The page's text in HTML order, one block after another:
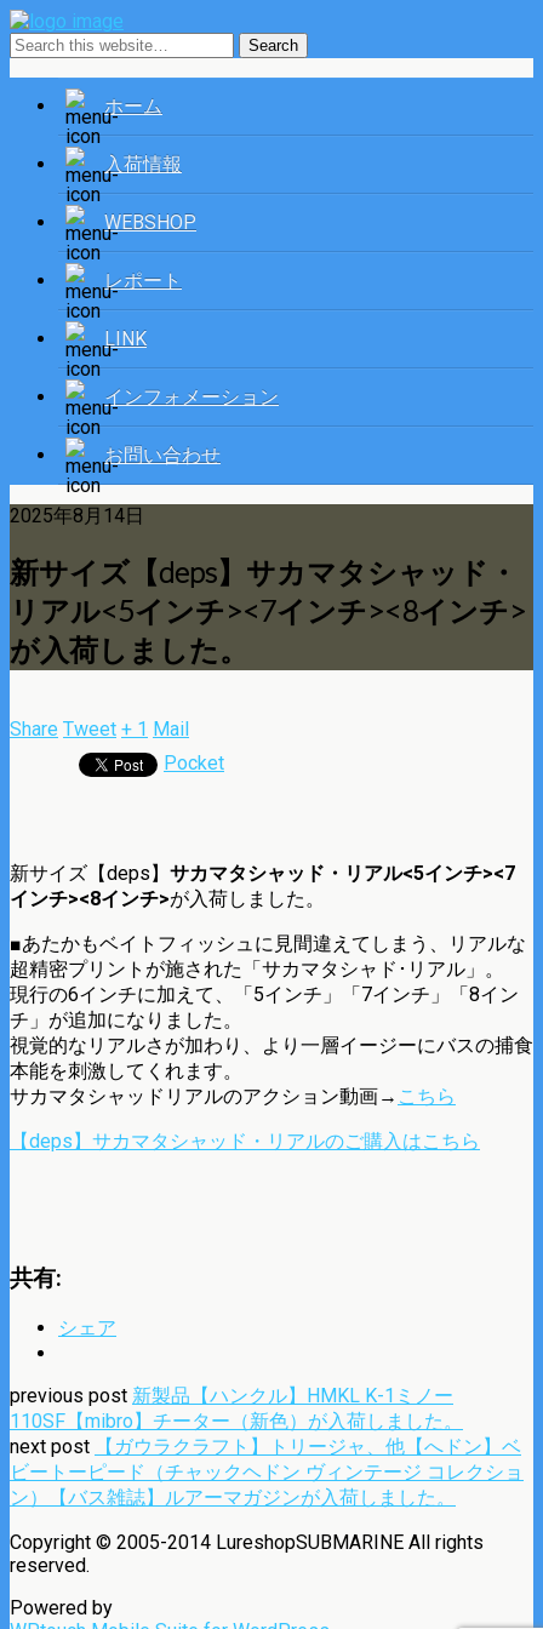
ホーム
入荷情報
WEBSHOP
レポート
LINK
インフォメーション
お問い合わせ
2025年8月14日
新サイズ【deps】サカマタシャッド・
リアル<5インチ><7インチ><8インチ>
が入荷しました。
Share Tweet + 1 Mail
Pocket
新サイズ【deps】 サカマタシャッド・リアル<5インチ><7
インチ><8インチ>が入荷しました。
■あたかもベイトフィッシュに見間違えてしまう、リアルな
超精密プリントが施された「サカマタシャド･リアル」。
現行の6インチに加えて、「5インチ」「7インチ」「8イン
チ」が追加になりました。
視覚的なリアルさが加わり、より一層イージーにバスの捕食
本能を刺激してくれます。
サカマタシャッドリアルのアクション動画→ こちら
【deps】サカマタシャッド・リアルのご購入はこちら
共有:
シェア
previous post 新製品【ハンクル】HMKL K-1ミノー
110SF【mibro】チーター（新色）が入荷しました。
next post
【ガウラクラフト】トリージャ、他【へドン】ベ
ビートーピード（チャックヘドン ヴィンテージ コレクショ
ン）【バス雑誌】ルアーマガジンが入荷しました。
Copyright © 2005-2014 LureshopSUBMARINE All rights
reserved.
Powered by